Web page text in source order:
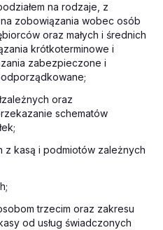
na rodzaje, z
zobowiązania wobec osób
oraz małych i średnich
krótkoterminowe i
zabezpieczone i
oraz
schematów
kasą i podmiotów zależnych
trzecim oraz zakresu
od usług świadczonych